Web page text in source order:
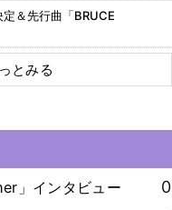
＆先行曲「BRUCE
とみる
」インタビュー
0